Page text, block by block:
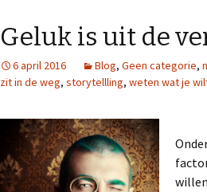
Geluk is uit de
6 april 2016 Blog, Geen categorie,
zit in de weg, storytellling, weten wat je